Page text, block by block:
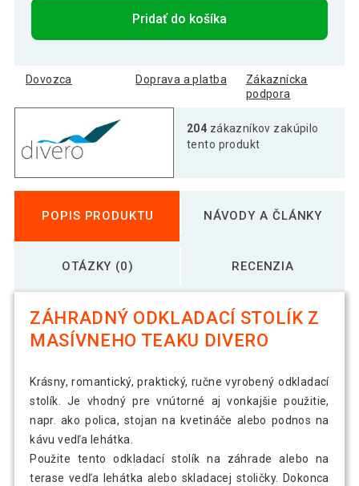
Pridať do košíka
Dovozca Doprava a platba
Zákaznícka
podpora
204 zákazníkov zakúpilo
tento produkt
POPIS PRODUKTU NÁVODY A ČLÁNKY
OTÁZKY (0) RECENZIA
ZÁHRADNÝ ODKLADACÍ STOLÍK Z
MASÍVNEHO TEAKU DIVERO
Krásny, romantický, praktický, ručne vyrobený odkladací
stolík. Je vhodný pre vnútorné aj vonkajšie použitie,
napr. ako polica, stojan na kvetináče alebo podnos na
kávu vedľa lehátka.
Použite tento odkladací stolík na záhrade alebo na
terase vedľa lehátka alebo skladacej stoličky. Dokonca